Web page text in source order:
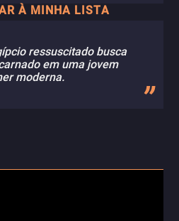
À MINHA LISTA
ressuscitado busca
em uma jovem
moderna.